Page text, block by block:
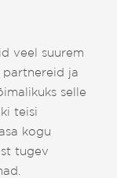
veel suurem
partnereid ja
selle
teisi
kogu
tugev